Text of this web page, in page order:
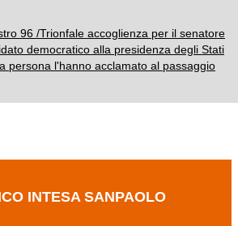
96 /Trionfale accoglienza per il senatore
democratico alla presidenza degli Stati
persona l'hanno acclamato al passaggio
INTESA SANPAOLO